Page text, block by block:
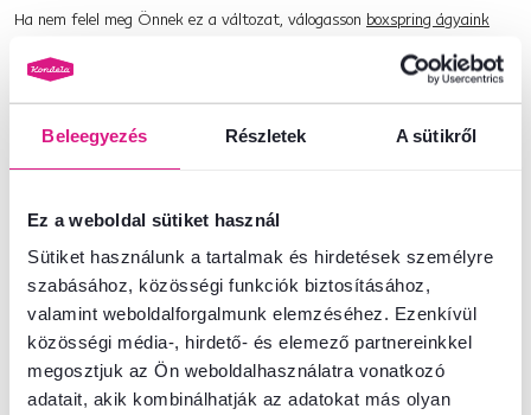
Beleegyezés Részletek A sütikről
Ez a weboldal sütiket használ
Sütiket használunk a tartalmak és hirdetések személyre
szabásához, közösségi funkciók biztosításához,
valamint weboldalforgalmunk elemzéséhez. Ezenkívül
közösségi média-, hirdető- és elemező partnereinkkel
megosztjuk az Ön weboldalhasználatra vonatkozó
adatait, akik kombinálhatják az adatokat más olyan
Ha nem felel meg Önnek ez a változat, válogasson boxspring ágyaink
Termékszám : 0000395585
Méretek és specifikációk
Csomagolási információk
Telepítési útmutató